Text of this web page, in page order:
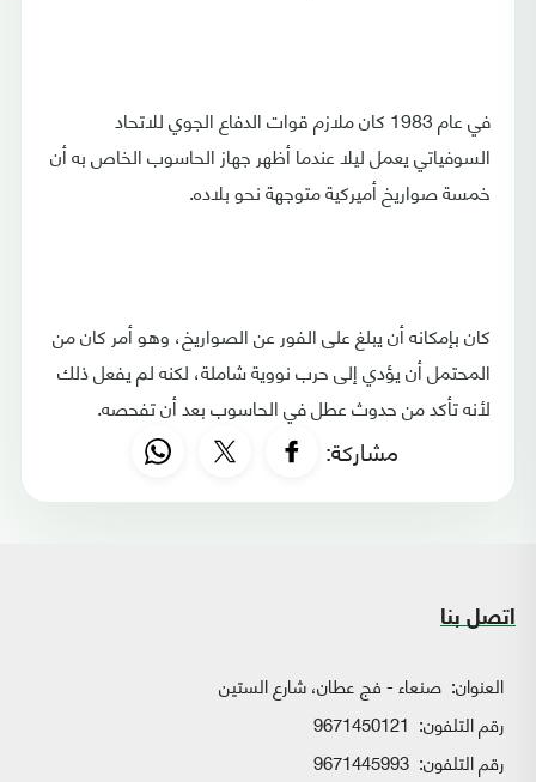
في عام 1983 كان ملازم قوات الدفاع الجوي للاتحاد
السوفياتي يعمل ليلا عندما أظهر جهاز الحاسوب الخاص به أن
خمسة صواريخ أميركية متوجهة نحو بلاده.
كان بإمكانه أن يبلغ على الفور عن الصواريخ، وهو أمر كان من
المحتمل أن يؤدي إلى حرب نووية شاملة، لكنه لم يفعل ذلك
لأنه تأكد من حدوث عطل في الحاسوب بعد أن تفحصه.
مشاركة:
اتصل بنا
العنوان: صنعاء - فج عطان، شارع الستين
رقم التلفون: 9671450121
رقم التلفون: 9671445993